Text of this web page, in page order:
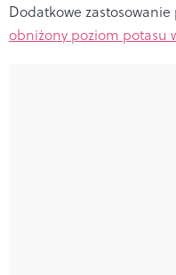
Dodatkowe
obniżony poziom potasu